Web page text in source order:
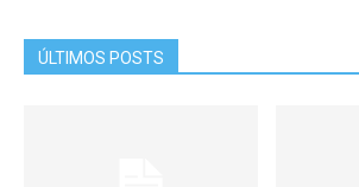
ÚLTIMOS POSTS